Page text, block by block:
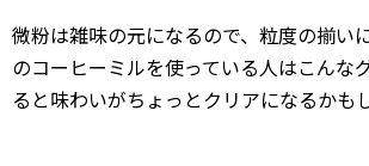
微粉は雑味の元になるので、粒度の揃い
のコーヒーミルを使っている人はこんな
ると味わいがちょっとクリアになるかも